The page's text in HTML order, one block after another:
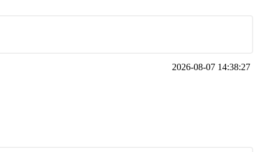
2026-08-07 14:38:27